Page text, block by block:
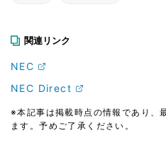
関連リンク
NEC
NEC Direct
※本記事は掲載時点の情報であり、
ます。予めご了承ください。